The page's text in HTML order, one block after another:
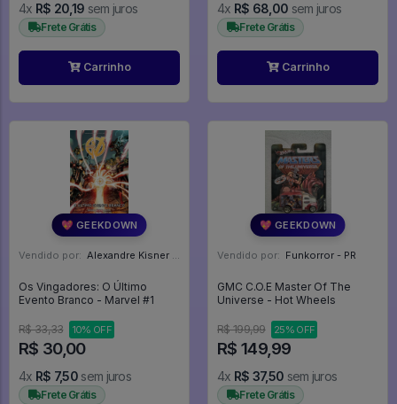
4x R$ 20,19 sem juros
Frete Grátis
Carrinho
4x R$ 68,00 sem juros
Frete Grátis
Carrinho
💖 GEEKDOWN
Vendido por: Alexandre Kisner - PR
Os Vingadores: O Último
Evento Branco - Marvel #1
R$ 33,33 10% OFF
R$ 30,00
4x R$ 7,50 sem juros
Frete Grátis
💖 GEEKDOWN
Vendido por: Funkorror - PR
GMC C.O.E Master Of The
Universe - Hot Wheels
R$ 199,99 25% OFF
R$ 149,99
4x R$ 37,50 sem juros
Frete Grátis